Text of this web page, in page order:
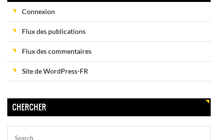
Connexion
Flux des publications
Flux des commentaires
Site de WordPress-FR
CHERCHER